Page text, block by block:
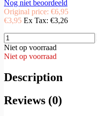
Nog niet beoordeeld
Original price: €6,95
€3,95 Ex Tax: €3,26
Niet op voorraad
Niet op voorraad
Description
Reviews (0)